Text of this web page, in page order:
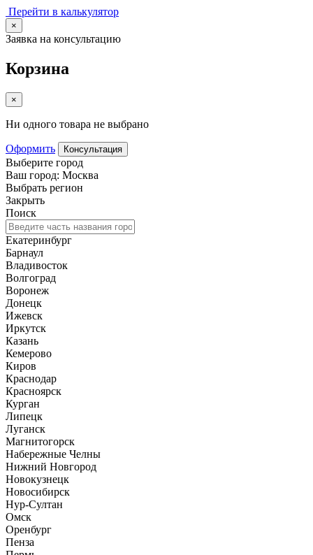
Перейти в калькулятор
×
Заявка на консультацию
Корзина
×
Ни одного товара не выбрано
Оформить Консультация
Выберите город
Ваш город: Москва
Выбрать регион
Закрыть
Поиск
Екатеринбург
Барнаул
Владивосток
Волгоград
Воронеж
Донецк
Ижевск
Иркутск
Казань
Кемерово
Киров
Краснодар
Красноярск
Курган
Липецк
Луганск
Магнитогорск
Набережные Челны
Нижний Новгород
Новокузнецк
Новосибирск
Нур-Султан
Омск
Оренбург
Пенза